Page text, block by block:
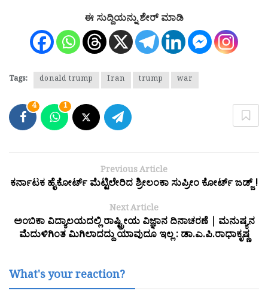
ಈ ಸುದ್ದಿಯನ್ನು ಶೇರ್ ಮಾಡಿ
Tags: donald trump Iran trump war
4 1
Previous Article
ಕರ್ನಾಟಕ ಹೈಕೋರ್ಟ್ ಮೆಟ್ಟಿಲೇರಿದ ಶ್ರೀಲಂಕಾ ಸುಪ್ರೀಂ ಕೋರ್ಟ್ ಜಡ್ಜ್ !
Next Article
ಅಂಬಿಕಾ ವಿದ್ಯಾಲಯದಲ್ಲಿ ರಾಷ್ಟ್ರೀಯ ವಿಜ್ಞಾನ ದಿನಾಚರಣೆ | ಮನುಷ್ಯನ
ಮೆದುಳಿಗಿಂತ ಮಿಗಿಲಾದದ್ದು ಯಾವುದೂ ಇಲ್ಲ : ಡಾ.ಎ.ಪಿ.ರಾಧಾಕೃಷ್ಣ
What's your reaction?